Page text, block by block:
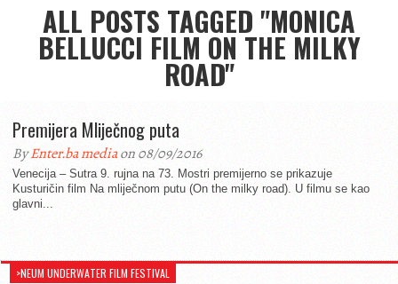
ALL POSTS TAGGED "MONICA
BELLUCCI FILM ON THE MILKY
ROAD"
Premijera Mliječnog puta
ByEnter.ba mediaon 08/09/2016
Venecija – Sutra 9. rujna na 73. Mostri premijerno se prikazuje
Kusturičin film Na mliječnom putu (On the milky road). U filmu se kao
glavni...
>NEUM UNDERWATER FILM FESTIVAL